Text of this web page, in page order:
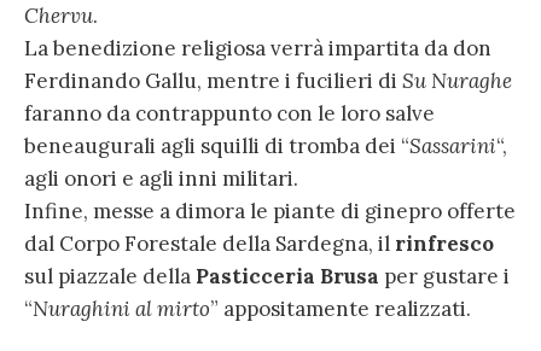
Chervu.
La benedizione religiosa verrà impartita da don
Ferdinando Gallu, mentre i fucilieri di Su Nuraghe
faranno da contrappunto con le loro salve
beneaugurali agli squilli di tromba dei “Sassarini“,
agli onori e agli inni militari.
Infine, messe a dimora le piante di ginepro offerte
dal Corpo Forestale della Sardegna, il rinfresco
sul piazzale della Pasticceria Brusa per gustare i
“Nuraghini al mirto” appositamente realizzati.